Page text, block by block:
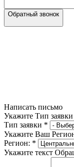
Обратный звонок
Написать письмо
Укажите Тип заявки
Тип заявки *
Укажите Ваш
Регион: *
Укажите текст